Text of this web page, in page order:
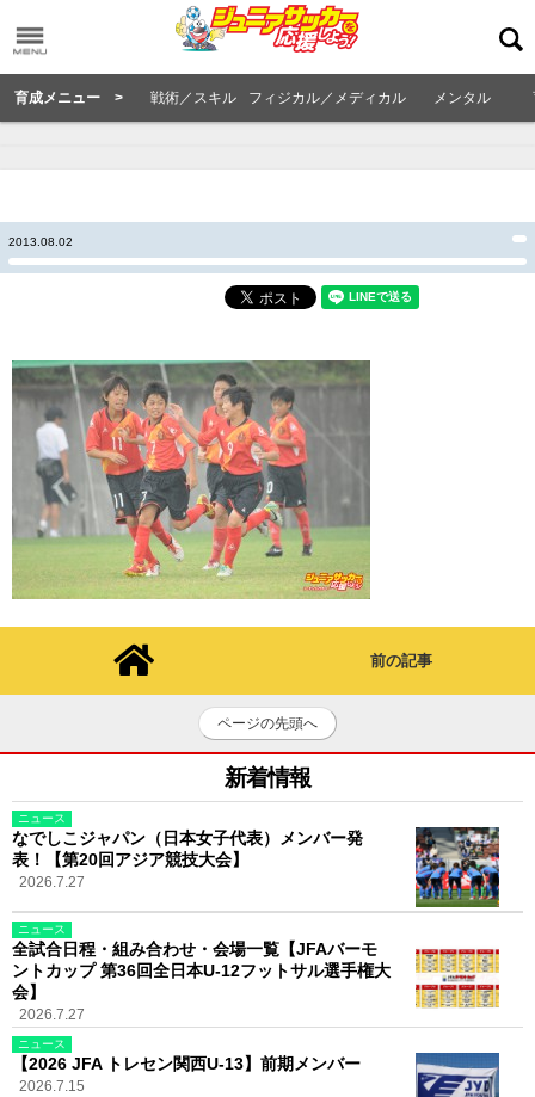
育成メニュー > 戦術／スキル フィジカル／メディカル メンタル
2013.08.02
前の記事
ページの先頭へ
新着情報
ニュース
なでしこジャパン（日本女子代表）メンバー発
表！【第20回アジア競技大会】
2026.7.27
ニュース
全試合日程・組み合わせ・会場一覧【JFAバーモ
ントカップ 第36回全日本U-12フットサル選手権大
会】
2026.7.27
ニュース
【2026 JFA トレセン関西U-13】前期メンバー
2026.7.15